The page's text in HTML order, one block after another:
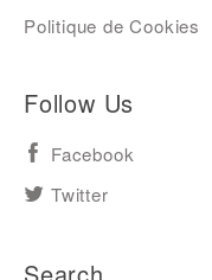
Politique de Cookies
Follow Us
Facebook
Twitter